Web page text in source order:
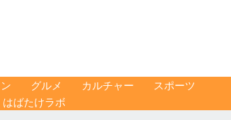
グルメ カルチャー
スポーツ
はばたけラボ